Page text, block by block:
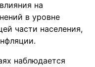
на
в уровне
части населения,
наблюдается